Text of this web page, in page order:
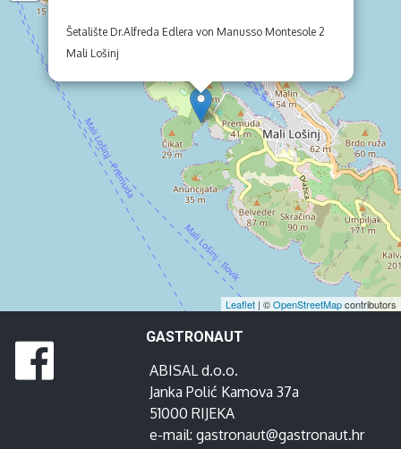
Šetalište Dr.Alfreda Edlera von Manusso Montesole 2
Mali Lošinj
Leaflet | ©OpenStreetMapcontributors
GASTRONAUT
ABISAL d.o.o.
Janka Polić Kamova 37a
51000 RIJEKA
e-mail: gastronaut@gastronaut.hr